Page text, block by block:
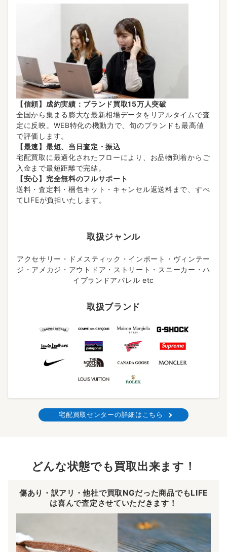
【信頼】成約実績：ブランド買取15万人突破
全国から集まる膨大な最新相場データをリアルタイムで査
定に反映。WEB特化の機動力で、旬のブランドも最高値
で評価します。
【最速】最短、当日査定・振込
宅配買取に最適化されたフローにより、お品物到着からご
入金まで最短距離で完結。
【安心】完全無料のフルサポート
送料・査定料・梱包キット・キャンセル返送料まで、すべ
てLIFEが負担いたします。
取扱ジャンル
アクセサリー・ドメスティック・インポート・ヴィンテー
ジ・アメカジ・アウトドア・ストリート・スニーカー・ハ
イブランドアパレル etc
取扱ブランド
宅配買取センターの詳細はこちら
どんな状態でも買取出来ます！
傷あり・訳アリ・他社で買取NGだった商品でもLIFE
は喜んで査定させていただきます！